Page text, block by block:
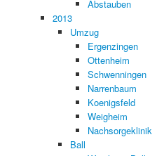
Abstauben
2013
Umzug
Ergenzingen
Ottenheim
Schwenningen
Narrenbaum
Koenigsfeld
Weigheim
Nachsorgeklinik
Ball